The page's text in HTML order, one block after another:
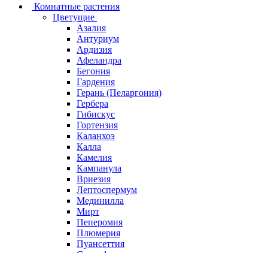
Комнатные растения
Цветущие
Азалия
Антуриум
Ардизия
Афеландра
Бегония
Гардения
Герань (Пеларгония)
Гербера
Гибискус
Гортензия
Каланхоэ
Калла
Камелия
Кампанула
Вриезия
Лептоспермум
Мединилла
Мирт
Пеперомия
Плюмерия
Пуансеттия